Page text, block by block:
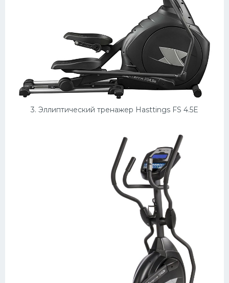
3. Эллиптический тренажер Hasttings FS 4.5E